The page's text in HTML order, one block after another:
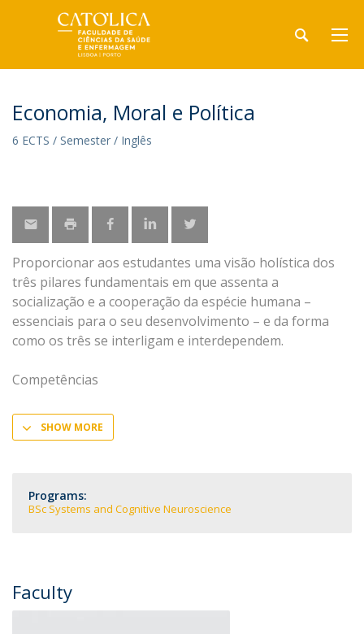
Economia, Moral e Política
6 ECTS / Semester / Inglês
Proporcionar aos estudantes uma visão holística dos
três pilares fundamentais em que assenta a
socialização e a cooperação da espécie humana –
essenciais para o seu desenvolvimento – e da forma
como os três se interligam e interdependem.
Competências
SHOW MORE
Programs:
BSc Systems and Cognitive Neuroscience
Faculty